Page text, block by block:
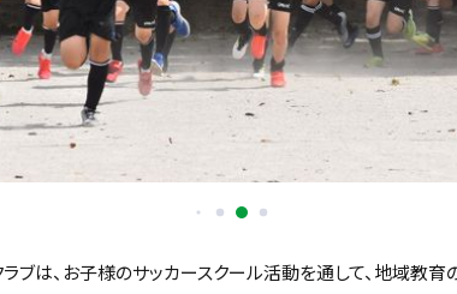
ラブは、お子様のサッカースクール活動を通して、地域教育